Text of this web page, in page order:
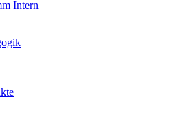
Intern